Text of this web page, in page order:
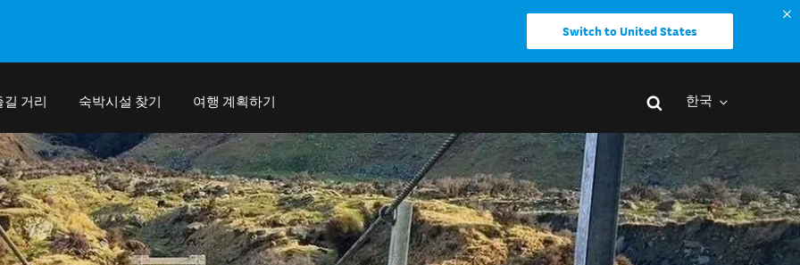
Switch to United States
길 거리 숙박시설 찾기 여행 계획하기 한국